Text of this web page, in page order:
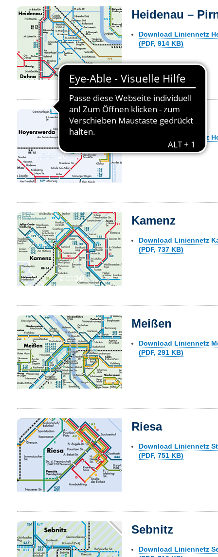
Heidenau –
Download Liniennetz
(PDF, 914 KB)
Hoyerswerda
Download Liniennetz
(PDF, 789 KB)
Kamenz
Download Liniennetz
(PDF, 737 KB)
Meißen
Download Liniennetz
(PDF, 291 KB)
Riesa
Download Liniennetz
(PDF, 751 KB)
Sebnitz
Download Liniennetz